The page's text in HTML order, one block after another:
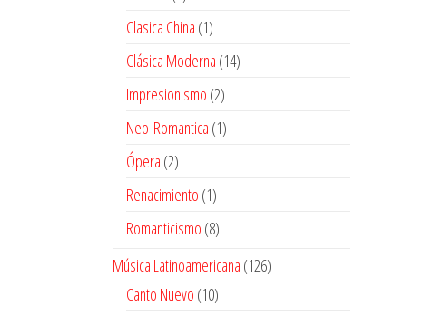
productos
Clasica China 11
producto
Clásica Moderna 1414
Impresionismo 22
productos
Neo-Romantica 11
Ópera 22
productos
Renacimiento 11
producto
Romanticismo 88
Música Latinoamericana 126126
Canto Nuevo 1010